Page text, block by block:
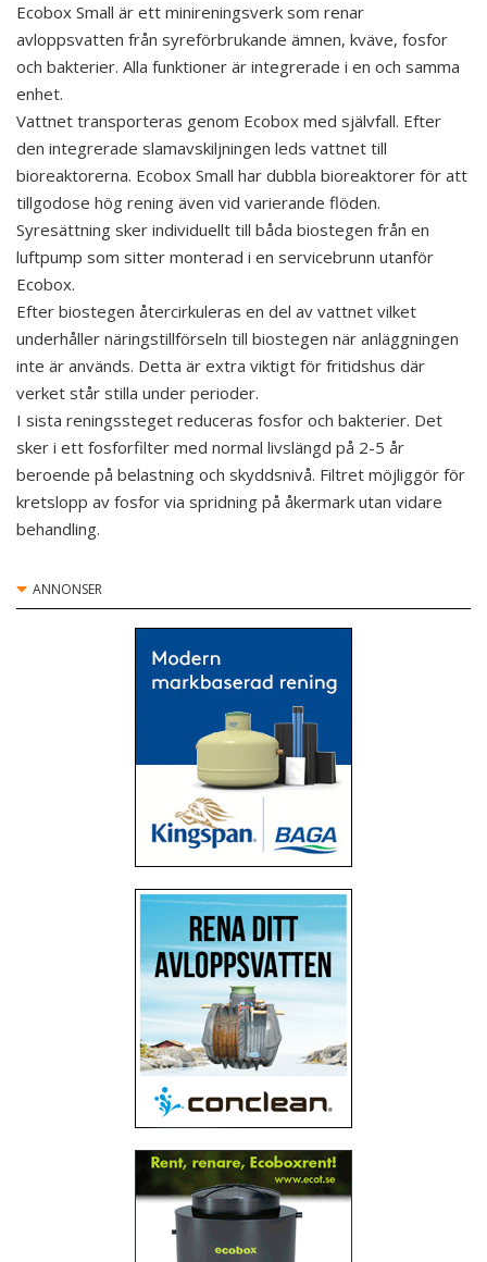
Ecobox Small är ett minireningsverk som renar
avloppsvatten från syreförbrukande ämnen, kväve, fosfor
och bakterier. Alla funktioner är integrerade i en och samma
enhet.
Vattnet transporteras genom Ecobox med självfall. Efter
den integrerade slamavskiljningen leds vattnet till
bioreaktorerna. Ecobox Small har dubbla bioreaktorer för att
tillgodose hög rening även vid varierande flöden.
Syresättning sker individuellt till båda biostegen från en
luftpump som sitter monterad i en servicebrunn utanför
Ecobox.
Efter biostegen återcirkuleras en del av vattnet vilket
underhåller näringstillförseln till biostegen när anläggningen
inte är används. Detta är extra viktigt för fritidshus där
verket står stilla under perioder.
I sista reningssteget reduceras fosfor och bakterier. Det
sker i ett fosforfilter med normal livslängd på 2-5 år
beroende på belastning och skyddsnivå. Filtret möjliggör för
kretslopp av fosfor via spridning på åkermark utan vidare
behandling.
ANNONSER